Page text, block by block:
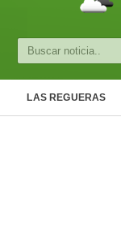
Cultura
LAS REGUERAS